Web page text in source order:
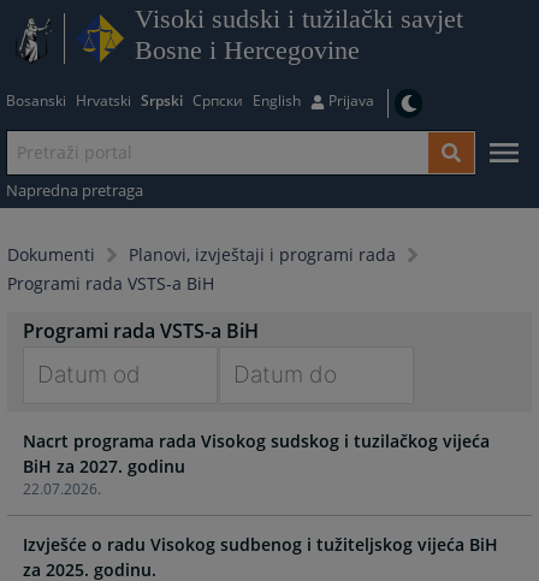
Visoki sudski i tužilački savjet
Bosne i Hercegovine
Bosanski Hrvatski Srpski Српски English Prijava
Napredna pretraga
Dokumenti
Planovi, izvještaji i programi rada
Programi rada VSTS-a BiH
Programi rada VSTS-a BiH
forward
to
interact
with
the
calendar
forward
with
the
22.07.2026.
Nacrt programa rada Visokog sudskog i tuzilačkog vijeća
BiH za 2027. godinu
Izvješće o radu Visokog sudbenog i tužiteljskog vijeća BiH
za 2025. godinu.